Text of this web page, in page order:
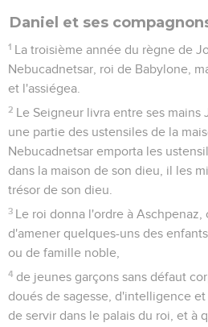
Daniel et ses
1 La troisième année du règne de
Nebucadnetsar, roi de Babylone,
et l'assiégea.
2 Le Seigneur livra entre ses mains
une partie des ustensiles de la
Nebucadnetsar emporta les
dans la maison de son dieu, il les
trésor de son dieu.
3 Le roi donna l'ordre à Aschpenaz,
d'amener quelques-uns des
ou de famille noble,
4 de jeunes garçons sans défaut
doués de sagesse, d'intelligence
de servir dans le palais du roi, et à